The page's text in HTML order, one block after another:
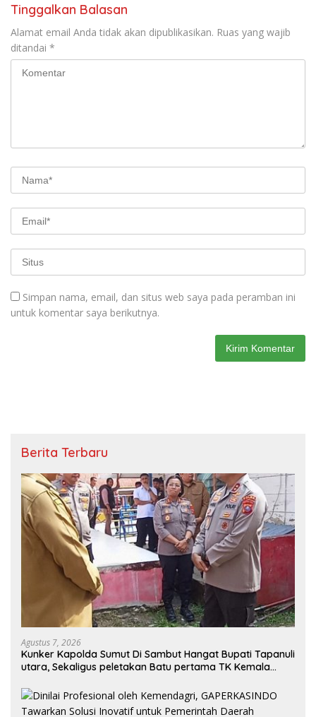
Tinggalkan Balasan
Alamat email Anda tidak akan dipublikasikan. Ruas yang wajib
ditandai *
Simpan nama, email, dan situs web saya pada peramban ini
untuk komentar saya berikutnya.
Berita Terbaru
Agustus 7, 2026
Kunker Kapolda Sumut Di Sambut Hangat Bupati Tapanuli
utara, Sekaligus peletakan Batu pertama TK Kemala